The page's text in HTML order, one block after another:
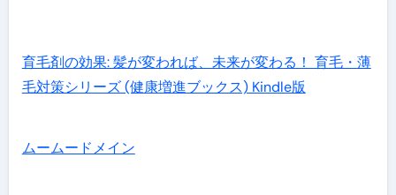
育毛剤の効果: 髪が変われば、未来が変わる！ 育毛・薄
毛対策シリーズ (健康増進ブックス) Kindle版
ムームードメイン